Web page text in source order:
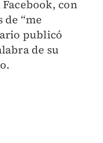
con
de “me
publicó
de su